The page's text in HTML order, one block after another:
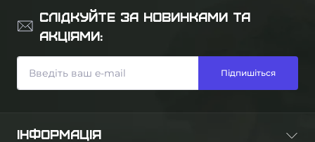
СЛІДКУЙТЕ ЗА НОВИНКАМИ ТА
АКЦІЯМИ:
Підпишіться
ІНФОРМАЦІЯ